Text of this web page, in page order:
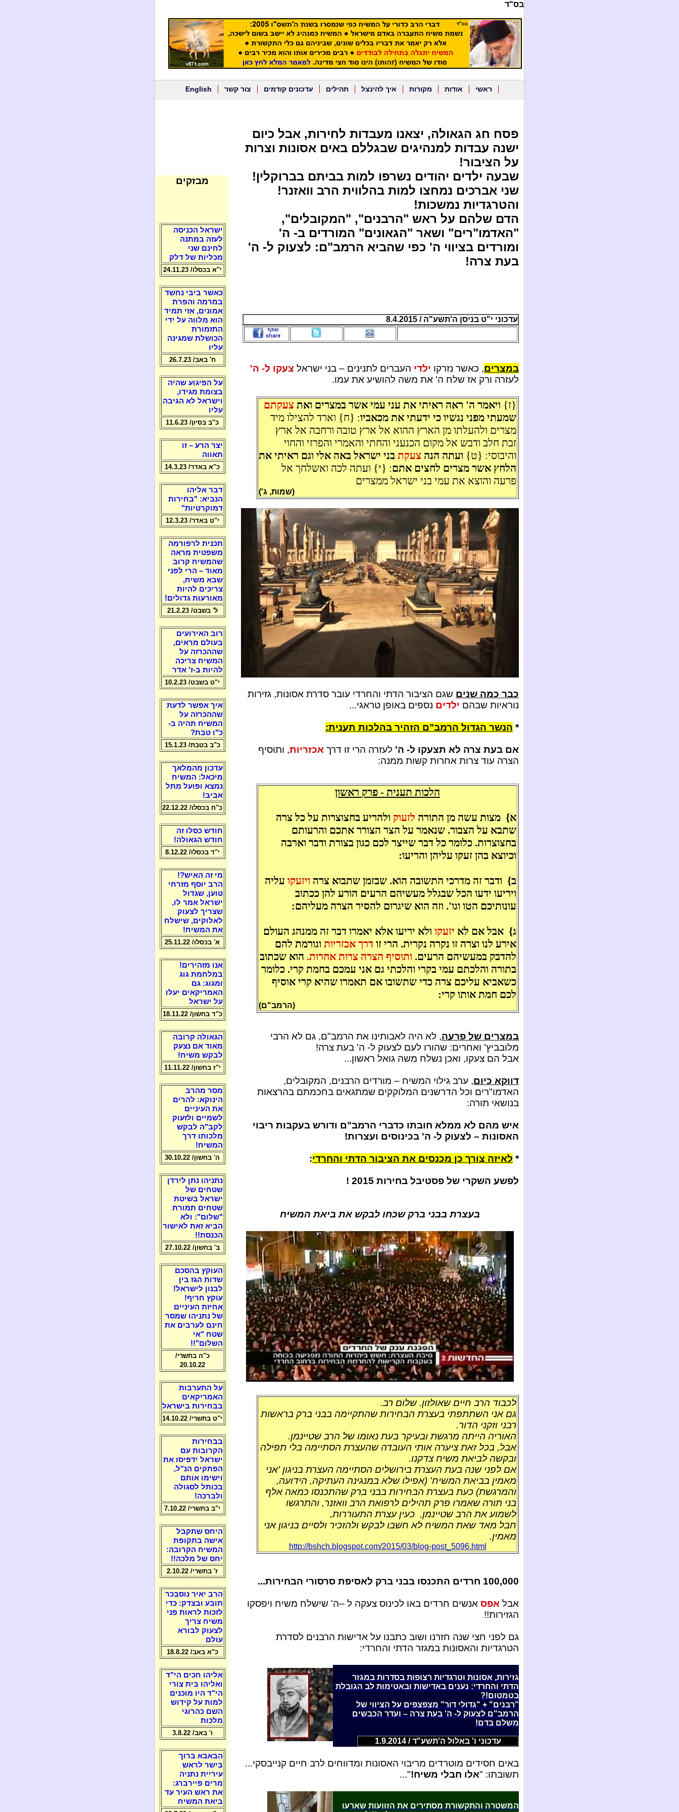
בס"ד
ראשי אודות מקורות איך להינצל תהילים עדכונים קודמים צור קשר English
פסח חג הגאולה, יצאנו מעבדות לחירות, אבל כיום
ישנה עבדות למנהיגים שבגללם באים אסונות וצרות
על הציבור!
שבעה ילדים יהודים נשרפו למות בביתם בברוקלין!
שני אברכים נמחצו למות בהלווית הרב וואזנר!
והטרגדיות נמשכות!
הדם שלהם על ראש "הרבנים", "המקובלים",
"האדמו"רים" ושאר "הגאונים" המורדים ב- ה'
ומורדים בציווי ה' כפי שהביא הרמב"ם: לצעוק ל- ה'
בעת צרה!
עדכוני י"ט בניסן ה'תשע"ה / 8.4.2015
במצרים, כאשר נזרקו ילדי העברים לתנינים – בני ישראל צעקו ל- ה'
לעזרה ורק אז שלח ה' את משה להושיע את עמו.
{ז} ויאמר ה' ראה ראיתי את עני עמי אשר במצרים ואת צעקתם
שמעתי מפני נגשיו כי ידעתי את מכאביו: {ח} וארד להצילו מיד
מצרים ולהעלתו מן הארץ ההוא אל ארץ טובה ורחבה אל ארץ
זבת חלב ודבש אל מקום הכנעני והחתי והאמרי והפרזי והחוי
והיבוסי: {ט} ועתה הנה צעקת בני ישראל באה אלי וגם ראיתי את
הלחץ אשר מצרים לחצים אתם: {י} ועתה לכה ואשלחך אל
פרעה והוצא את עמי בני ישראל ממצרים
(שמות, ג')
כבר כמה שנים שגם הציבור הדתי והחרדי עובר סדרת אסונות, גזירות
נוראיות שבהם ילדים נספים באופן טראגי...
* הנשר הגדול הרמב"ם הזהיר בהלכות תענית:
אם בעת צרה לא תצעקו ל- ה' לעזרה הרי זו דרך אכזריות, ותוסיף
הצרה עוד צרות אחרות קשות ממנה:
הלכות תענית - פרק ראשון
א} מצות עשה מן התורה לזעוק ולהריע בחצוצרות על כל צרה
שתבא על הצבור. שנאמר על הצר הצורר אתכם והרעותם
בחצוצרות. כלומר כל דבר שייצר לכם כגון בצורת ודבר וארבה
וכיוצא בהן זעקו עליהן והריעו:
ב} ודבר זה מדרכי התשובה הוא. שבזמן שתבוא צרה ויזעקו עליה
ויריעו ידעו הכל שבגלל מעשיהם הרעים הורע להן ככתוב
עונותיכם הטו וגו'. וזה הוא שיגרום להסיר הצרה מעליהם:
ג} אבל אם לא יזעקו ולא יריעו אלא יאמרו דבר זה ממנהג העולם
אירע לנו וצרה זו נקרה נקרית. הרי זו דרך אכזריות וגורמת להם
להדבק במעשיהם הרעים. ותוסיף הצרה צרות אחרות. הוא שכתוב
בתורה והלכתם עמי בקרי והלכתי גם אני עמכם בחמת קרי. כלומר
כשאביא עליכם צרה כדי שתשובו אם תאמרו שהיא קרי אוסיף
לכם חמת אותו קרי:
(הרמב"ם)
במצרים של פרעה, לא היה לאבותינו את הרמב"ם, גם לא הרבי
מלובביץ' ואחרים: שהורו לעם לצעוק ל- ה' בעת צרה!
אבל הם צעקו, ואכן נשלח משה גואל ראשון...
דווקא כיום, ערב גילוי המשיח – מורדים הרבנים, המקובלים,
האדמו"רים וכל הדרשנים המלוקקים שמתגאים בחכמתם בהרצאות
בנושאי תורה:
איש מהם לא ממלא חובתו כדברי הרמב"ם ודורש בעקבות ריבוי
האסונות – לצעוק ל- ה' בכינוסים ועצרות!
* לאיזה צורך כן מכנסים את הציבור הדתי והחרדי:
לפשע השקרי של פסטיבל בחירות 2015 !
בעצרת בבני ברק שכחו לבקש את ביאת המשיח
לכבוד הרב חיים שאולזון. שלום רב.
גם אני השתתפתי בעצרת הבחירות שהתקיימה בבני ברק בראשות
רבני וזקני הדור.
האוריה הייתה מרגשת ובעיקר בעת נאומו של הרב שטיינמן.
אבל, בכל זאת ציערה אותי העובדה שהעצרת הסתיימה בלי תפילה
ובקשה לביאת משיח צדקנו.
אם לפני שנה בעת העצרת בירושלים הסתיימה העצרת בניגון 'אני
מאמין בביאת המשיח' (אפילו שלא במנגינה העתיקה, הידועה,
והמרגשת) כעת בעצרת הבחירות בבני ברק שהתכנסו כמאה אלף
בני תורה שאמרו פרק תהילים לרפואת הרב וואזנר, והתרגשו
לשמוע את הרב שטיינמן, כעין עצרת התעוררות,
חבל מאד שאת המשיח לא חשבו לבקש ולהזכיר ולסיים בניגון אני
מאמין.
http://bshch.blogspot.com/2015/03/blog-post_5096.html
100,000 חרדים התכנסו בבני ברק לאסיפת סרסורי הבחירות...
אבל אפס אנשים חרדים באו לכינוס צעקה ל –ה' שישלח משיח ויפסקו
הגזירות!!
גם לפני חצי שנה חזרנו ושוב כתבנו על אדישות הרבנים לסדרת
הטרגדיות והאסונות במגזר הדתי והחרדי:
גזירות, אסונות וטרגדיות רצופות בסדרות במגזר
הדתי והחרדי: נענים באדישות ובאטימות לב הגובלת
בטמטום!?
"רבנים" + "גדולי דור" מצפצפים על הציווי של
הרמב"ם לצעוק ל- ה' בעת צרה – ועדר הכבשים
משלם בדם!
עדכוני ו' באלול ה'תשע"ד / 1.9.2014
באים חסידים מוטרדים מריבוי האסונות ומדווחים לרב חיים קנייבסקי...
תשובתו: "אלו חבלי משיח!"...
המשטרה והתקשורת מסתירים את הזוועות שארעו
מבזקים
ישראל הכניסה
לעזה במתנה
לחינם שני
מכליות של דלק
י"א בכסלו/ 24.11.23
כאשר ביבי נחשד
במרמה והפרת
אמונים, אזי תמיד
הוא מלווה על ידי
התזמורת
הכושלת שמגינה
עליו
ח' באב/ 26.7.23
על הפיגוע שהיה
בצומת מגידו,
וישראל לא הגיבה
עליו
כ"ב בסיון/ 11.6.23
יצר הרע – זו
תאווה
כ"א באדר/ 14.3.23
דבר אליהו
הנביא: "בחירות
דמוקרטיות"
י"ט באדר/ 12.3.23
תכנית לרפורמה
משפטית מראה
שהמשיח קרוב
מאוד – הרי לפני
שבא משיח,
צריכים להיות
מאורעות גדולים!
ל' בשבט/ 21.2.23
רוב האירועים
בעולם מראים,
שההכרזה על
המשיח צריכה
להיות ב-ז' אדר
י"ט בשבט/ 10.2.23
איך אפשר לדעת
שההכרזה על
המשיח תהיה ב-
כ"ו טבת?
כ"ב בטבת/ 15.1.23
עדכון מהמלאך
מיכאל: המשיח
נמצא ופועל מתל
אביב!
כ"ח בכסלו/ 22.12.22
חודש כסלו זה
חודש הגאולה!
י"ד בכסלו/ 8.12.22
מי זה האיש?!
הרב יוסף מזרחי
טוען, שגדול
ישראל אמר לו,
שצריך לצעוק
לאלוקים, שישלח
את המשיח!
א' בכסלו/ 25.11.22
אנו מזהירים!
במלחמת גוג
ומגוג: גם
האמריקאים יעלו
על ישראל
כ"ד בחשון/ 18.11.22
הגאולה קרובה
מאוד אם נצעק
לבקש משיח!
י"ז בחשון/ 11.11.22
מסר מהרב
הינוקא: להרים
את העיניים
לשמיים ולזעוק
לקב"ה לבקש
מלכותו דרך
המשיח!
ה' בחשון/ 30.10.22
נתניהו נתן לירדן
שטחים של
ישראל בשיטת
שטחים תמורת
"שלום": ולא
הביא זאת לאישור
הכנסת!!
ב' בחשון/ 27.10.22
העוקץ בהסכם
שדות הגז בין
לבנון לישראל!
עוקץ חריף!
אחיזת העיניים
של נתניהו שמסר
חינם לערבים את
שטח "אי
השלום"!!
כ"ה בתשרי/
20.10.22
על התערבות
האמריקאים
בבחירות בישראל
י"ט בתשרי/ 14.10.22
בבחירות
הקרובות עם
ישראל ידפיסו את
הפתקים הנ"ל,
וישימו אותם
בכותל לסגולה
ולברכה!
י"ב בתשרי/ 7.10.22
היחס שתקבל
אישה בתקופת
המשיח הקרובה:
יחס של מלכה!!
ז' בתשרי/ 2.10.22
הרב יאיר נוסבכר
תובע ובצדק: כדי
לזכות לראות פני
משיח צריך
לצעוק לבורא
עולם
כ"א באב/ 18.8.22
אליהו חכים הי"ד
ואליהו בית צורי
הי"ד היו מוכנים
למות על קידוש
השם כהרוגי
מלכות
ו' באב/ 3.8.22
הבאבא ברוך
בישר לראש
עיריית נתניה
מרים פיירברג:
את ראש העיר עד
ביאת המשיח